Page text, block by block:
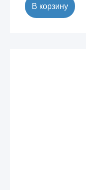
В корзину